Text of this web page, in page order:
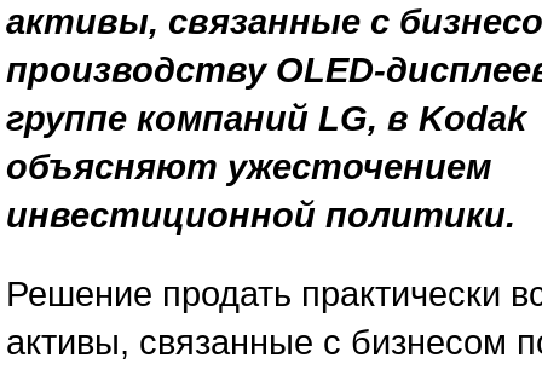
активы, связанные с
производству OLED-
группе компаний LG, в Kodak
объясняют ужесточением
инвестиционной политики.
Решение продать практически
активы, связанные с бизнесом